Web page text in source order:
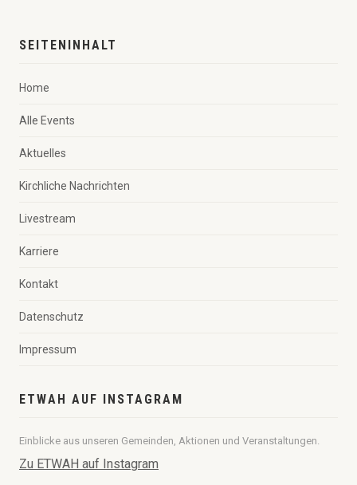
SEITENINHALT
Home
Alle Events
Aktuelles
Kirchliche Nachrichten
Livestream
Karriere
Kontakt
Datenschutz
Impressum
ETWAH AUF INSTAGRAM
Einblicke aus unseren Gemeinden, Aktionen und Veranstaltungen.
Zu ETWAH auf Instagram